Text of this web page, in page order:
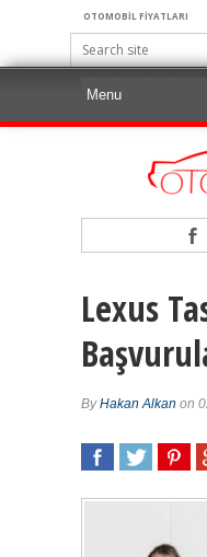
OTOMOBİL FİYATLARI
Lexus
ByHakan Alkan on